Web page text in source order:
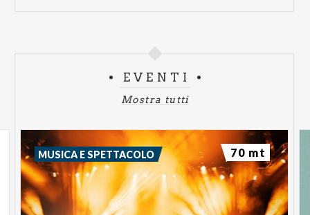
EVENTI
Mostra tutti
MUSICA E SPETTACOLO 70 mt